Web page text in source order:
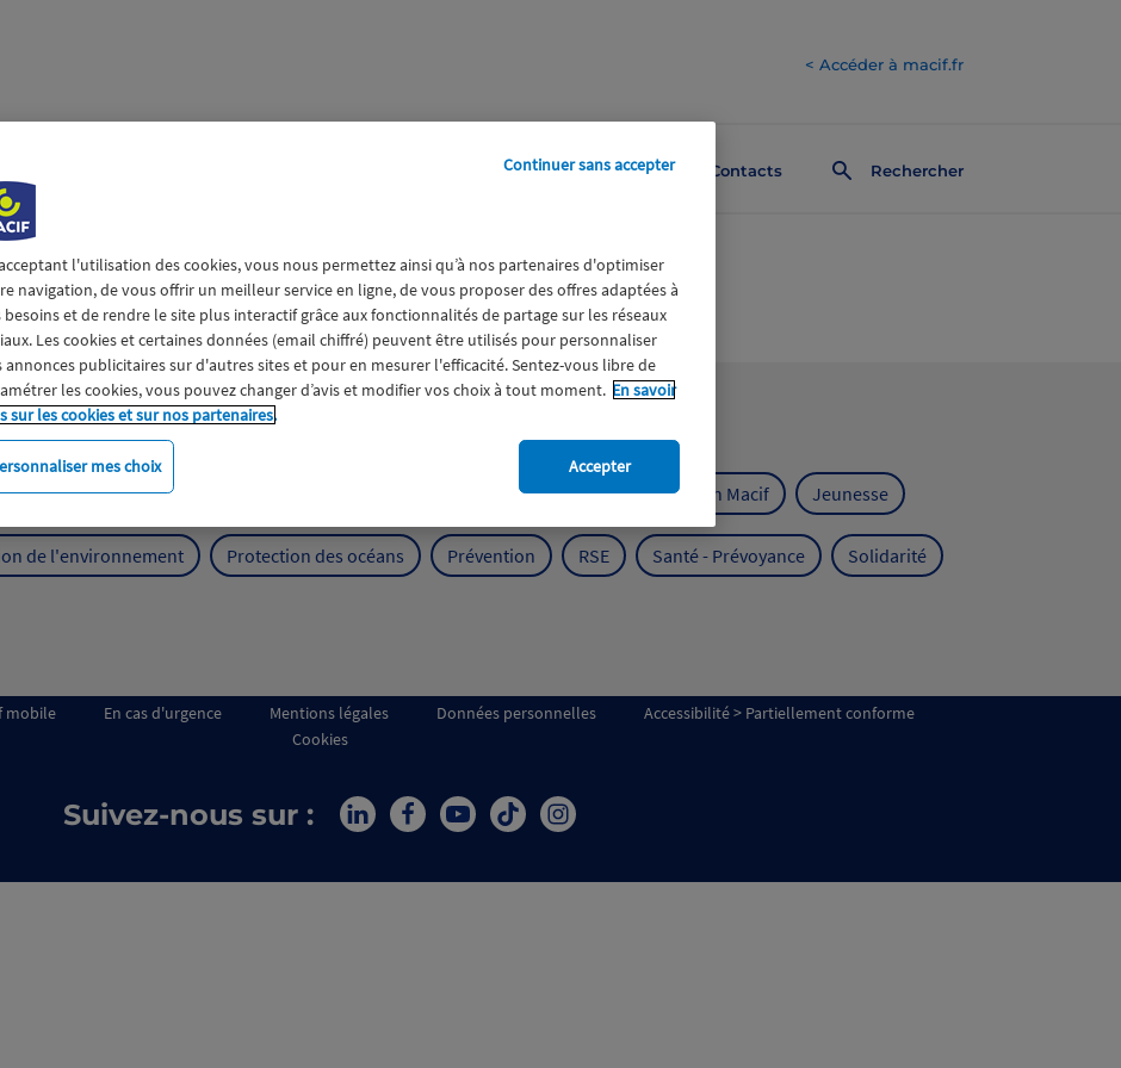
< Accéder à macif.fr
Contacts Rechercher
experts
Climat Engagement Expérience clients Fondation Macif Jeunesse
de l'environnement Protection des océans Prévention RSE Santé - Prévoyance Solidarité
mobile En cas d'urgence Mentions légales Données personnelles
Accessibilité > Partiellement conforme
Cookies
Suivez-nous sur :
l'utilisation des cookies, vous nous permettez ainsi qu’à nos partenaires d'optimiser
navigation, de vous offrir un meilleur service en ligne, de vous proposer des offres adaptées à
besoins et de rendre le site plus interactif grâce aux fonctionnalités de partage sur les réseaux
Les cookies et certaines données (email chiffré) peuvent être utilisés pour personnaliser
annonces publicitaires sur d'autres sites et pour en mesurer l'efficacité. Sentez-vous libre de
les cookies, vous pouvez changer d’avis et modifier vos choix à tout moment. En savoir
sur les cookies et sur nos partenaires.
mes choix
Continuer sans accepter
Accepter